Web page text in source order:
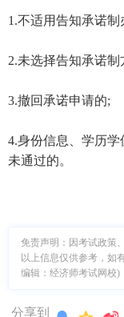
1.不适用告知承诺
2.未选择告知承诺
3.撤回承诺申请的;
4.身份信息、学历
未通过的。
免责声明：因考试政策
以上信息仅供参考，如
编辑：经济师考试网校)
分享到